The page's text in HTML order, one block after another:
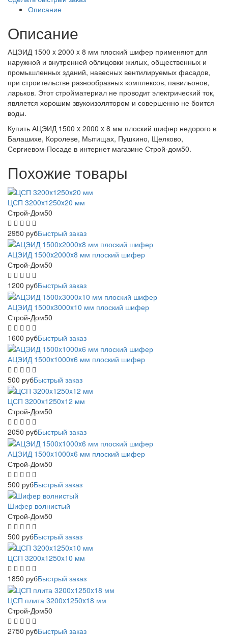
Описание
Описание
АЦЭИД 1500 x 2000 x 8 мм плоский шифер применяют для
наружной и внутренней облицовки жилых, общественных и
промышленных зданий, навесных вентилируемых фасадов,
при строительстве разнообразных комплексов, павильонов,
ларьков. Этот стройматериал не проводит электрический ток,
является хорошим звукоизолятором и совершенно не боится
воды.
Купить АЦЭИД 1500 x 2000 x 8 мм плоский шифер недорого в
Балашихе, Королеве, Мытищах, Пушкино, Щелково,
Сергиевом-Посаде в интернет магазине Строй-дом50.
Похожие товары
ЦСП 3200x1250x20 мм
Строй-Дом50
2950 рубБыстрый заказ
АЦЭИД 1500x2000x8 мм плоский шифер
Строй-Дом50
1200 рубБыстрый заказ
АЦЭИД 1500x3000x10 мм плоский шифер
Строй-Дом50
1600 рубБыстрый заказ
АЦЭИД 1500x1000x6 мм плоский шифер
500 рубБыстрый заказ
ЦСП 3200x1250x12 мм
Строй-Дом50
2050 рубБыстрый заказ
АЦЭИД 1500x1000x6 мм плоский шифер
Строй-Дом50
500 рубБыстрый заказ
Шифер волнистый
Строй-Дом50
500 рубБыстрый заказ
ЦСП 3200x1250x10 мм
1850 рубБыстрый заказ
ЦСП плита 3200x1250x18 мм
Строй-Дом50
2750 рубБыстрый заказ